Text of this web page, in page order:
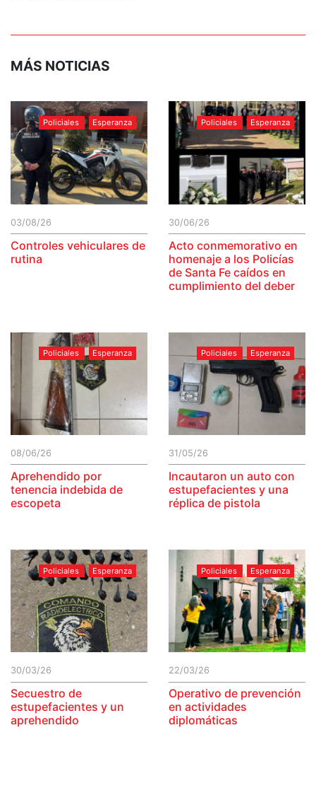
MÁS NOTICIAS
Policiales Esperanza
03/08/26
Controles vehiculares de
rutina
Policiales Esperanza
30/06/26
Acto conmemorativo en
homenaje a los Policías
de Santa Fe caídos en
cumplimiento del deber
Policiales Esperanza
08/06/26
Aprehendido por
tenencia indebida de
escopeta
Policiales Esperanza
31/05/26
Incautaron un auto con
estupefacientes y una
réplica de pistola
Policiales Esperanza
30/03/26
Secuestro de
estupefacientes y un
aprehendido
Policiales Esperanza
22/03/26
Operativo de prevención
en actividades
diplomáticas